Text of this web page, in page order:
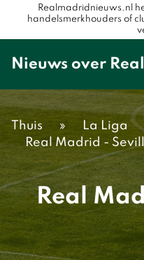
Realmadridnieuws.nl
handelsmerkhouders of
Nieuws over
Thuis » La Liga
Real Madrid -
Real